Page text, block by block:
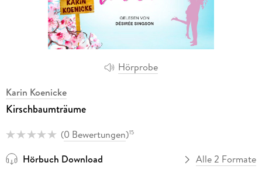
Hörprobe
Karin Koenicke
Kirschbaumträume
(0 Bewertungen)15
Hörbuch Download Alle 2 Formate